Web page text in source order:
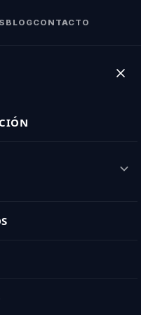
BLOGCONTACTO
Incendios
V, 20 A, L5-20P entrada, (10) 5-